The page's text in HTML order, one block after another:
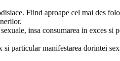
Fiind aproape cel mai des
insa consumarea in exces
particular manifestarea dorintei